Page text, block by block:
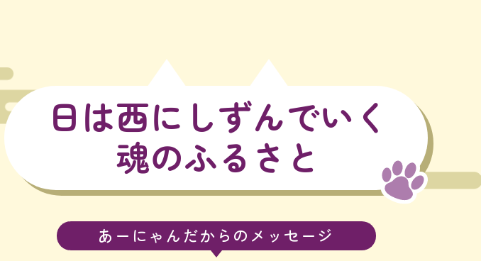
日は西にしずんでいく
魂のふるさと
あーにゃんだからのメッセージ